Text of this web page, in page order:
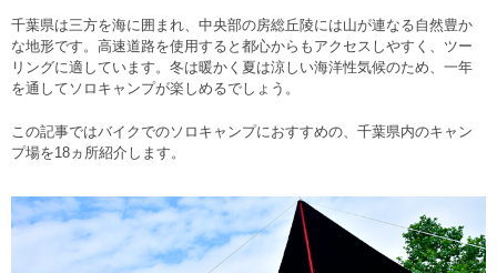
千葉県は三方を海に囲まれ、中央部の房総丘陵には山が連なる自然豊か
な地形です。高速道路を使用すると都心からもアクセスしやすく、ツー
リングに適しています。冬は暖かく夏は涼しい海洋性気候のため、一年
を通してソロキャンプが楽しめるでしょう。
この記事ではバイクでのソロキャンプにおすすめの、千葉県内のキャン
プ場を18ヵ所紹介します。